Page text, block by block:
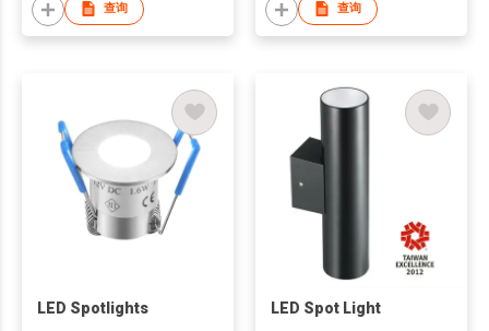
查询 查询
LED Spotlights LED Spot Light